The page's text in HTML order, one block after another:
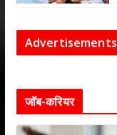
Advertisements
जॉब-करियर